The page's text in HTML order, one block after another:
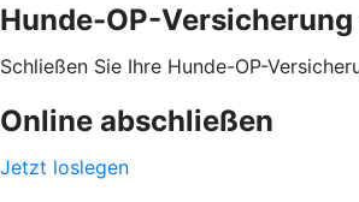
Hunde-OP-
Schließen Sie Ihre Hunde-OP-
Online abschließen
Jetzt loslegen